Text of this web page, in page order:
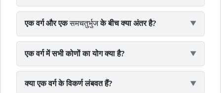
एक वर्ग और एकसमचतुर्भुजके बीच क्या अंतर है?
एक वर्ग में सभी कोणों का योग क्या है?
क्या एक वर्ग के विकर्ण लंबवत हैं?